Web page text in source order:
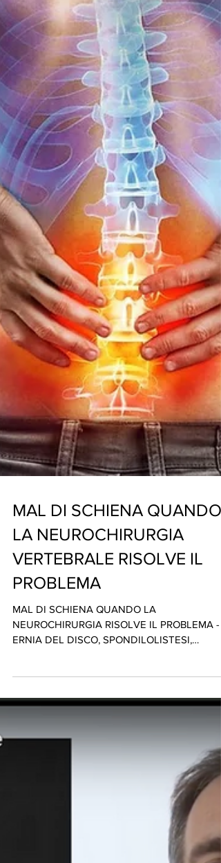
MAL DI SCHIENA QUANDO
LA NEUROCHIRURGIA
VERTEBRALE RISOLVE IL
PROBLEMA
MAL DI SCHIENA QUANDO LA
NEUROCHIRURGIA RISOLVE IL PROBLEMA -
STENOSI E FRATTURE VERTERTEBRALI.